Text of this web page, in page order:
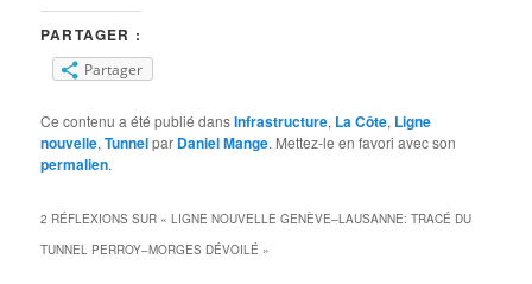
PARTAGER :
Partager
Ce contenu a été publié dansInfrastructure, La Côte, Ligne
nouvelle,Tunnelpar Daniel Mange. Mettez-le en favori avec son
permalien.
2 RÉFLEXIONS SUR «LIGNE NOUVELLE GENÈVE–LAUSANNE: TRACÉ DU
TUNNEL PERROY–MORGES DÉVOILÉ »